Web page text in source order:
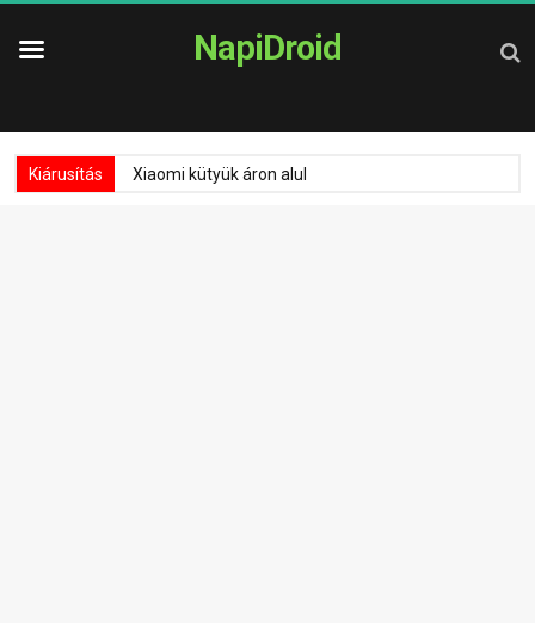
NapiDroid
Kiárusítás Xiaomi kütyük áron alul